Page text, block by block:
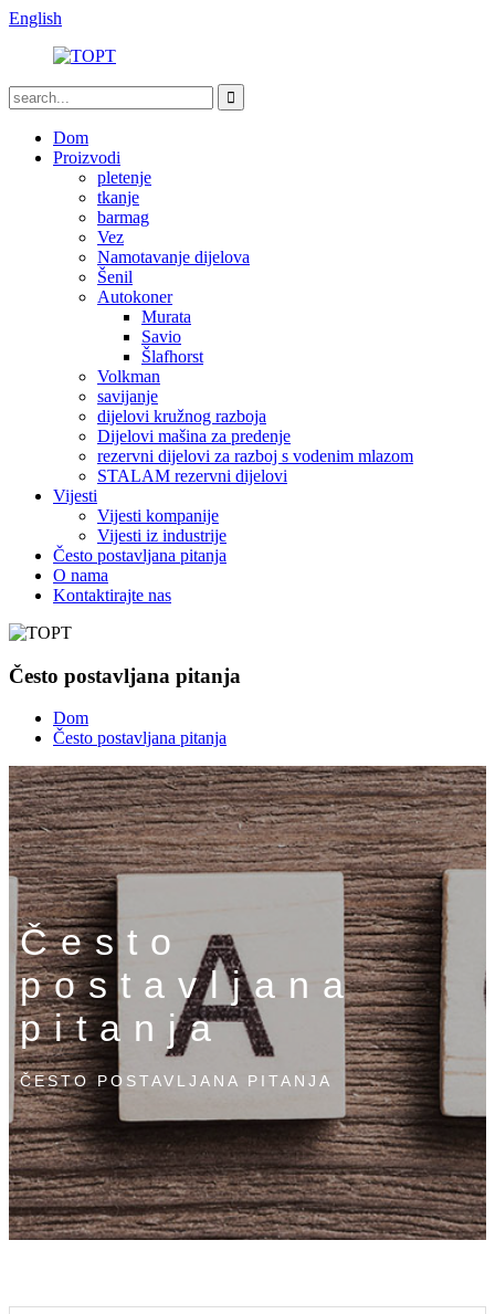
English
Dom
Proizvodi
pletenje
tkanje
barmag
Vez
Namotavanje dijelova
Šenil
Autokoner
Murata
Savio
Šlafhorst
Volkman
savijanje
dijelovi kružnog razboja
Dijelovi mašina za predenje
rezervni dijelovi za razboj s vodenim mlazom
STALAM rezervni dijelovi
Vijesti
Vijesti kompanije
Vijesti iz industrije
Često postavljana pitanja
O nama
Kontaktirajte nas
Često postavljana pitanja
Dom
Često postavljana pitanja
Često
postavljana
pitanja
ČESTO POSTAVLJANA PITANJA